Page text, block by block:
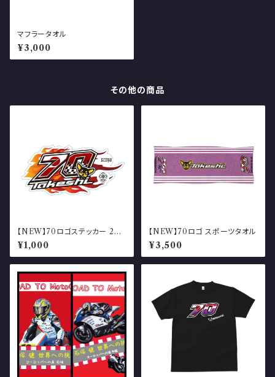
マフラータオル
¥3,000
その他の商品
【NEW】70ロゴステッカー 2枚
入り
¥1,000
【NEW】70ロゴ スポーツタオル
¥3,500